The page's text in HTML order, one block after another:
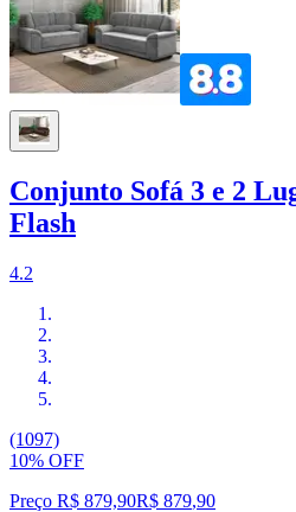
Conjunto Sofá 3 e 2
Flash
4.2
(1097)
10% OFF
Preço R$ 879,90R$ 879,90